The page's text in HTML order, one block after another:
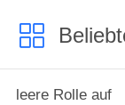
leere Rolle auf